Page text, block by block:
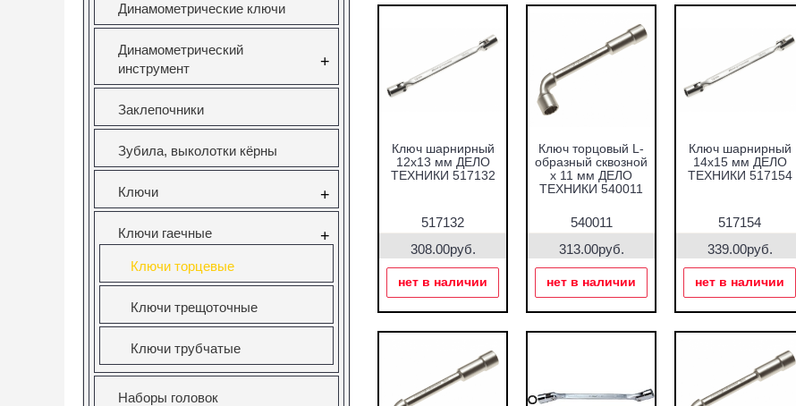
Динамометрические ключи
Динамометрический
инструмент
+
Заклепочники
Зубила, выколотки кёрны
Ключи +
Ключи гаечные +
Ключи торцевые
Ключи трещоточные
Ключи трубчатые
Наборы головок
Ключ шарнирный
12х13 мм ДЕЛО
ТЕХНИКИ 517132
517132
308.00руб.
нет в наличии
Ключ торцовый L-
образный сквозной
х 11 мм ДЕЛО
ТЕХНИКИ 540011
540011
313.00руб.
нет в наличии
Ключ шарнирный
14х15 мм ДЕЛО
ТЕХНИКИ 517154
517154
339.00руб.
нет в наличии